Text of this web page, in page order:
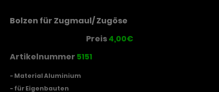
Bolzen für Zugmaul/ Zugöse
Preis4,00€
Artikelnummer 5151
- Material Aluminium
- für Eigenbauten